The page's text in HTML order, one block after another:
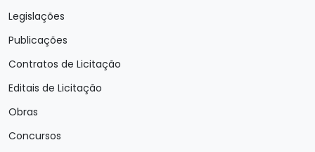
Legislações
Publicações
Contratos de Licitação
Editais de Licitação
Obras
Concursos